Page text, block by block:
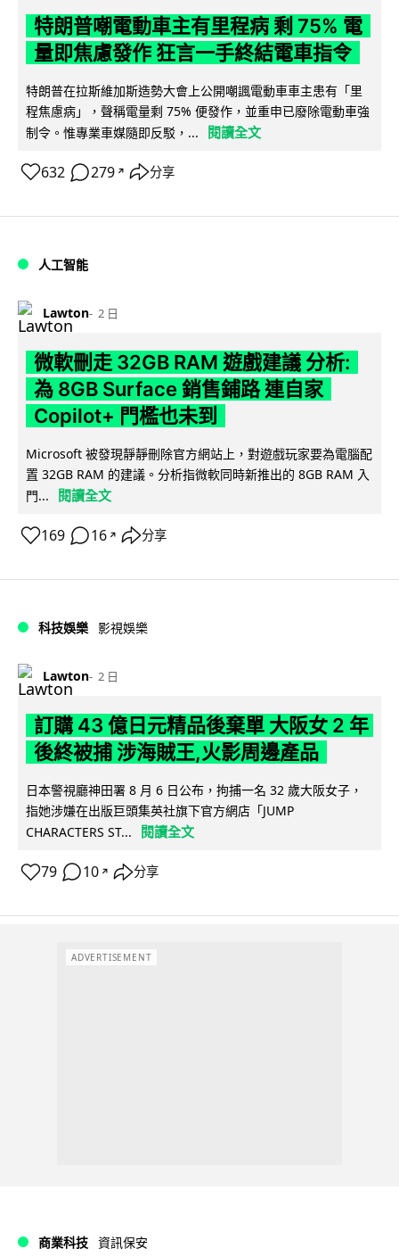
特朗普嘲電動車主有里程病 剩 75% 電
量即焦慮發作 狂言一手終結電車指令
特朗普在拉斯維加斯造勢大會上公開嘲諷電動車車主患有「里
程焦慮病」，聲稱電量剩 75% 便發作，並重申已廢除電動車強
制令。惟專業車媒隨即反駁，...
閱讀全文
632 279 ↗ 分享
人工智能
Lawton 2 日
微軟刪走 32GB RAM 遊戲建議 分析:
為 8GB Surface 銷售鋪路 連自家
Copilot+ 門檻也未到
Microsoft 被發現靜靜刪除官方網站上，對遊戲玩家要為電腦配
置 32GB RAM 的建議。分析指微軟同時新推出的 8GB RAM 入
門...
閱讀全文
169 16 ↗ 分享
科技娛樂 影視娛樂
Lawton 2 日
訂購 43 億日元精品後棄單 大阪女 2 年
後終被捕 涉海賊王,火影周邊產品
日本警視廳神田署 8 月 6 日公布，拘捕一名 32 歲大阪女子，
指她涉嫌在出版巨頭集英社旗下官方網店「JUMP
CHARACTERS ST...
閱讀全文
79 10 ↗ 分享
ADVERTISEMENT
商業科技 資訊保安